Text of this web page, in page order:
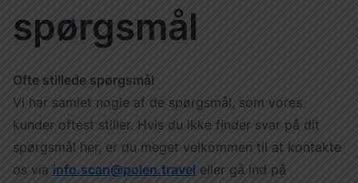
中国
Dansk Deutschland
Español
Italiano Magyar
Nederlands 日本語
Português Norsk
spørgsmål
Ofte stillede spørgsmål
Vi har samlet nogle af de spørgsmål, som vores
kunder oftest stiller. Hvis du ikke finder svar på dit
spørgsmål her, er du meget velkommen til at kontakte
os via info.scan@polen.travel eller gå ind på